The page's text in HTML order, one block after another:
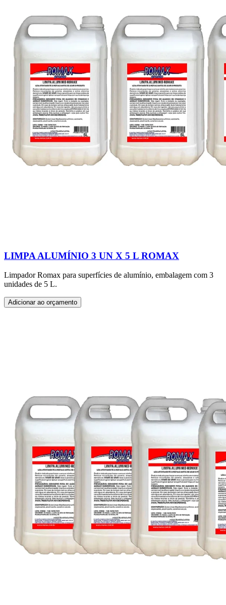
LIMPA ALUMÍNIO 3 UN X 5 L ROMAX
Limpador Romax para superfícies de alumínio, embalagem com 3
unidades de 5 L.
Adicionar ao orçamento